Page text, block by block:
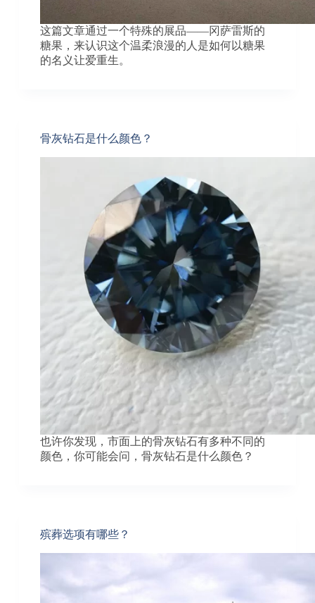
这篇文章通过一个特殊的展品——冈萨雷斯的
糖果，来认识这个温柔浪漫的人是如何以糖果
的名义让爱重生。
骨灰钻石是什么颜色？
也许你发现，市面上的骨灰钻石有多种不同的
颜色，你可能会问，骨灰钻石是什么颜色？
殡葬选项有哪些？